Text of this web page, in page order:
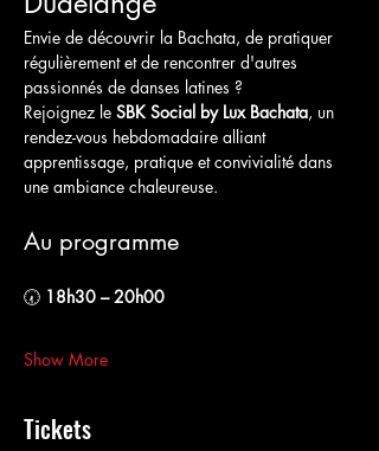
Envie de découvrir la Bachata, de pratiquer
régulièrement et de rencontrer d'autres
passionnés de danses latines ?
Rejoignez le SBK Social by Lux Bachata, un
rendez-vous hebdomadaire alliant
apprentissage, pratique et convivialité dans
une ambiance chaleureuse.
Au programme
🕢 18h30 – 20h00
Show More
Tickets